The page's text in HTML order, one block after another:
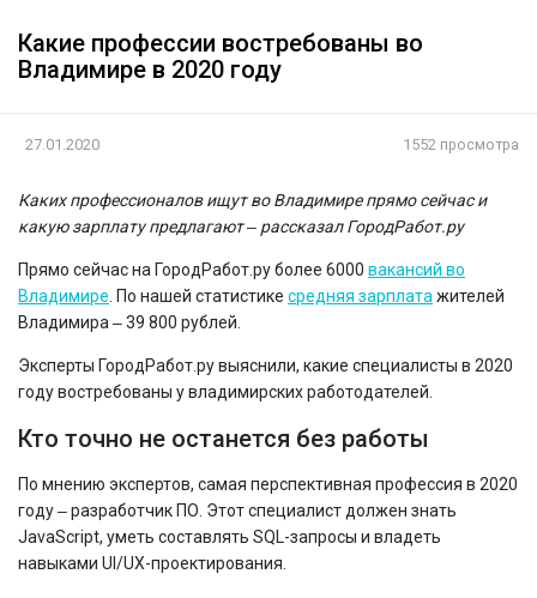
Какие профессии востребованы во
Владимире в 2020 году
1552 просмотра
27.01.2020
Каких профессионалов ищут во Владимире прямо сейчас и
какую зарплату предлагают ‒ рассказал ГородРабот.ру
Прямо сейчас на ГородРабот.ру более 6000 вакансий во
Владимире . По нашей статистике средняя зарплата жителей
Владимира ‒ 39 800 рублей.
Эксперты ГородРабот.ру выяснили, какие специалисты в 2020
году востребованы у владимирских работодателей.
Кто точно не останется без работы
По мнению экспертов, самая перспективная профессия в 2020
году ‒ разработчик ПО. Этот специалист должен знать
JavaScript, уметь составлять SQL-запросы и владеть
навыками UI/UX-проектирования.